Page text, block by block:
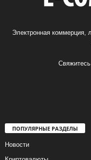
Электронная коммерция,
ПОПУЛЯРНЫЕ РАЗДЕЛЫ
Новости